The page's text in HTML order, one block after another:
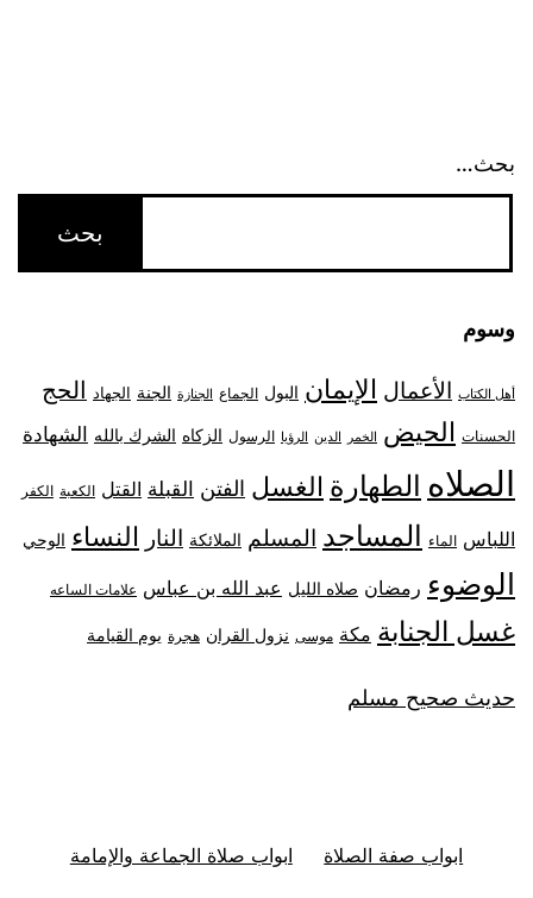
بحث…
وسوم
أهل الكتاب الأعمال الإيمان البول الجماع الجنازة الجنة الجهاد الحج
الحسنات الحيض الخمر الدين الرؤيا الرسول الزكاه الشرك بالله الشهادة
الصلاه الطهارة الغسل الفتن القبلة القتل الكعبة الكفر
اللباس الماء المساجد المسلم الملائكة النار النساء الوحي
الوضوء رمضان صلاه الليل عبد الله بن عباس علامات الساعه
غسل الجنابة مكة موسى نزول القران هجرة يوم القيامة
حديث صحيح مسلم
ابواب صفة الصلاة ابواب صلاة الجماعة والإمامة